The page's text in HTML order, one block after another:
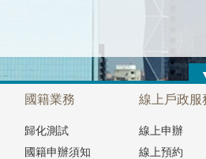
國籍業務
歸化測試
國籍申辦須知
線上戶政服
線上申辦
線上預約